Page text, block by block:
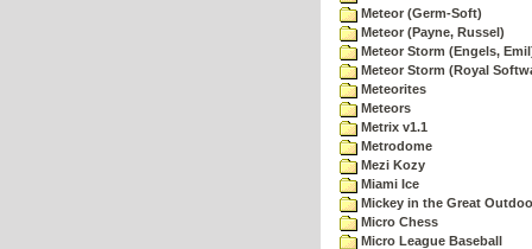
Meteor (Germ-Soft)
Meteor (Payne, Russel)
Meteor Storm (Engels,
Meteor Storm (Royal
Meteorites
Meteors
Metrix v1.1
Metrodome
Mezi Kozy
Miami Ice
Mickey in the Great
Micro Chess
Micro League Baseball